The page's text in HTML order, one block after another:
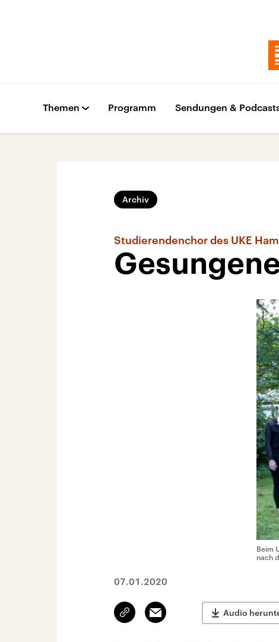
Themen Programm Sendungen &
Archiv
Studierendenchor des UKE
Beim
nach
07.01.2020
Link
kopieren/teilen
Email Audio